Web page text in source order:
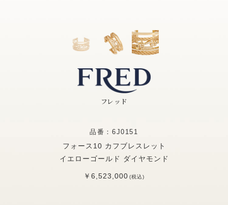
フレッド
品番：6J0151
フォース10 カフブレスレット
イエローゴールド ダイヤモンド
￥6,523,000(税込)